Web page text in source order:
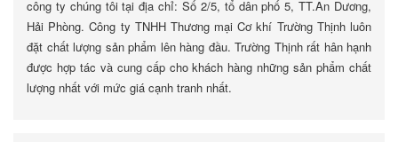
công ty chúng tôi tại địa chỉ: Số 2/5, tổ dân phố 5, TT.An Dương,
Hải Phòng. Công ty TNHH Thương mại Cơ khí Trường Thịnh luôn
đặt chất lượng sản phẩm lên hàng đầu. Trường Thịnh rất hân hạnh
được hợp tác và cung cấp cho khách hàng những sản phẩm chất
lượng nhất với mức giá cạnh tranh nhất.